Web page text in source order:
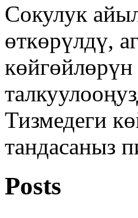
Сокулук
өткөрүлдү,
Тизмедеги
тандасаныз
Posts